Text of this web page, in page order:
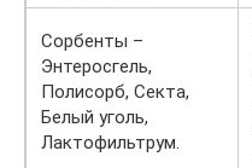
Сорбенты –
Энтеросгель,
Полисорб, Секта,
Белый уголь,
Лактофильтрум.